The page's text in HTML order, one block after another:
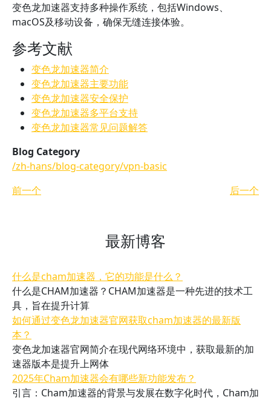
变色龙加速器支持多种操作系统，包括Windows、
macOS及移动设备，确保无缝连接体验。
参考文献
变色龙加速器简介
变色龙加速器主要功能
变色龙加速器安全保护
变色龙加速器多平台支持
变色龙加速器常见问题解答
Blog Category
/zh-hans/blog-category/vpn-basic
前一个
后一个
最新博客
什么是cham加速器，它的功能是什么？
什么是CHAM加速器？CHAM加速器是一种先进的技术工
具，旨在提升计算
如何通过变色龙加速器官网获取cham加速器的最新版
本？
变色龙加速器官网简介在现代网络环境中，获取最新的加
速器版本是提升上网体
2025年Cham加速器会有哪些新功能发布？
引言：Cham加速器的背景与发展在数字化时代，Cham加